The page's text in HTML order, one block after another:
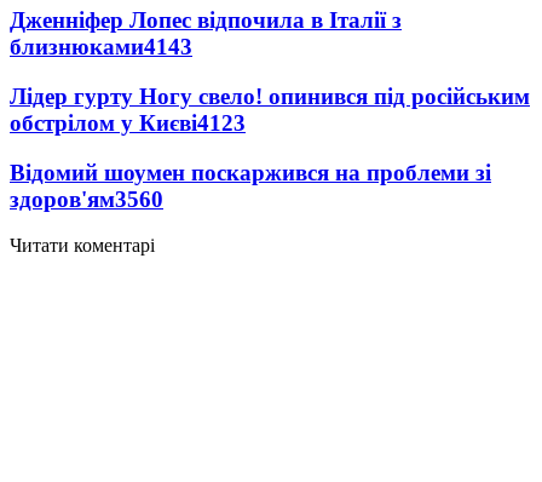
Дженніфер Лопес відпочила в Італії з
близнюками4143
Лідер гурту Ногу свело! опинився під російським
обстрілом у Києві4123
Відомий шоумен поскаржився на проблеми зі
здоров'ям3560
Читати коментарі